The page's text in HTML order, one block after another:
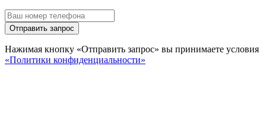
Отправить запрос
Нажимая кнопку «Отправить запрос» вы принимаете условия
«Политики конфиденциальности»